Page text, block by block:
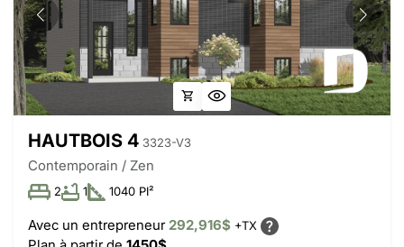
HAUTBOIS 4 3323-V3
Contemporain / Zen
2 1 1040 PI²
Avec un entrepreneur292,916$ +TX